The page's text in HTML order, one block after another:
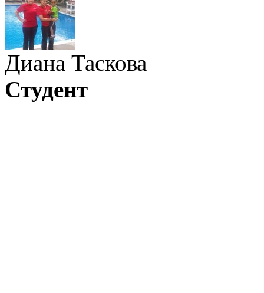
Диана Таскова
Студент